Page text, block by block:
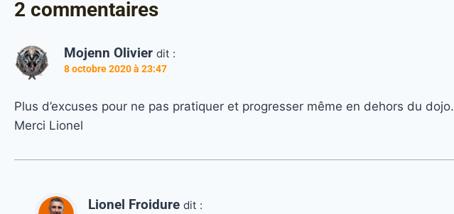
2 commentaires
Mojenn Olivier dit :
8 octobre 2020 à 23:47
Plus d’excuses pour ne pas pratiquer et progresser même en dehors du dojo.
Merci Lionel
Lionel Froidure dit :